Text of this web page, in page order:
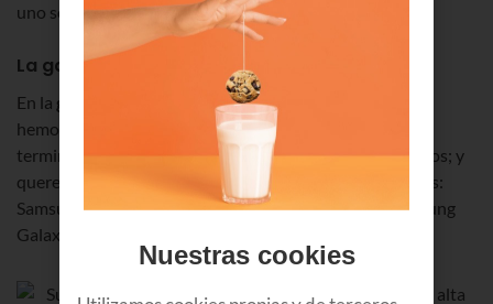
uno solo. ¡Vas a quedarte bizco! ?
La gama alta, más baja que nunca
En la gama alta , en esos móvilesmás TOP
hemos querido hacer superdescuentos. Al final, son
terminales, que por sus prestaciones suelen ser más caros; y
queremos que te resulte más asequible hacerte con ellos:
Samsung Galaxy S20+ 5G,Samsung Galaxy S20y Samsung
Galaxy Note 10 Lite.
Nuestras cookies